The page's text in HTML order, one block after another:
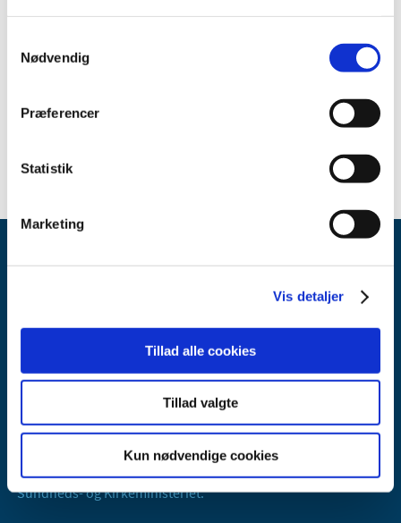
Nødvendig
Præferencer
Statistik
Marketing
Vis detaljer
Tillad alle cookies
Tillad valgte
Kun nødvendige cookies
Relateret indhold
Axel Heides Gade 1
Email:dkma@dkma.dk
Sundheds- og Kirkeministeriet.